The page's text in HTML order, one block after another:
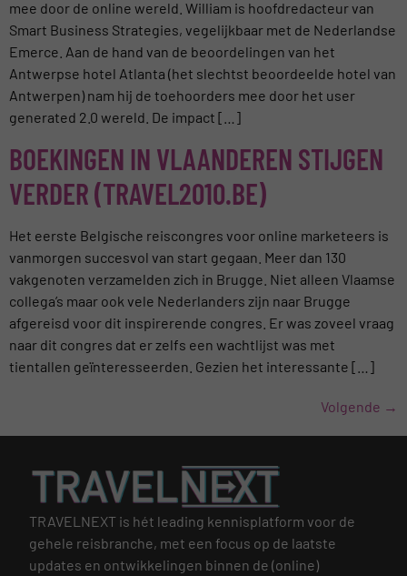
mee door de online wereld. William is hoofdredacteur van
Smart Business Strategies, vegelijkbaar met de Nederlandse
Emerce. Aan de hand van de beoordelingen van het
Antwerpse hotel Atlanta (het slechtst beoordeelde hotel van
Antwerpen) nam hij de toehoorders mee door het user
generated 2.0 wereld. De impact […]
BOEKINGEN IN VLAANDEREN STIJGEN
VERDER (TRAVEL2010.BE)
Het eerste Belgische reiscongres voor online marketeers is
vanmorgen succesvol van start gegaan. Meer dan 130
vakgenoten verzamelden zich in Brugge. Niet alleen Vlaamse
collega’s maar ook vele Nederlanders zijn naar Brugge
afgereisd voor dit inspirerende congres. Er was zoveel vraag
naar dit congres dat er zelfs een wachtlijst was met
tientallen geïnteresseerden. Gezien het interessante […]
Volgende →
TRAVELNEXT is hét leading kennisplatform voor de
gehele reisbranche, met een focus op de laatste
updates en ontwikkelingen binnen de (online)